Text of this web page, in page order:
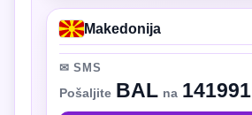
Makedonija
✉ SMS
Pošaljite BAL na 141991